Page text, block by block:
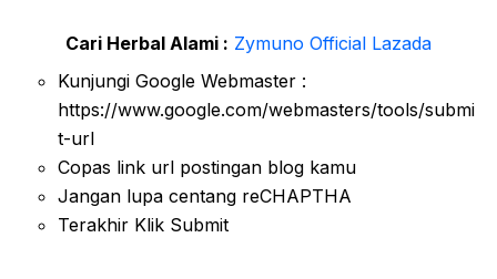
Cari Herbal Alami : Zymuno Official Lazada
Kunjungi Google Webmaster :
https://www.google.com/webmasters/tools/submi
t-url
Copas link url postingan blog kamu
Jangan lupa centang reCHAPTHA
Terakhir Klik Submit